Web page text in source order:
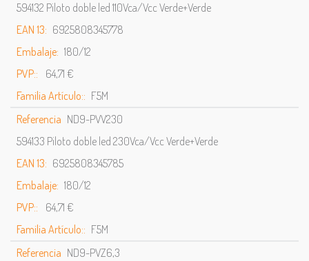
594132 Piloto doble led 110Vca/Vcc Verde+Verde
EAN 13: 6925808345778
Embalaje: 180/12
PVP::
64,71 €
Familia Artículo:: F5M
Referencia ND9-PVV230
594133 Piloto doble led 230Vca/Vcc Verde+Verde
EAN 13: 6925808345785
Embalaje: 180/12
PVP::
64,71 €
Familia Artículo:: F5M
Referencia ND9-PVZ6,3